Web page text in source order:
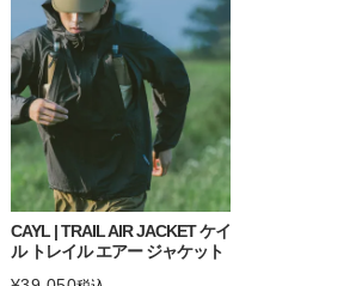
CAYL | TRAIL AIR JACKET ケイ
ル トレイル エアー ジャケット